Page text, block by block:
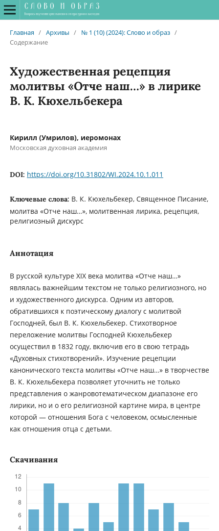
Главная / Архивы / № 1 (10) (2024): Слово и образ /
Содержание
Художественная рецепция
молитвы «Отче наш…» в лирике
В. К. Кюхельбекера
Кирилл (Умрилов), иеромонах
Московская духовная академия
DOI: https://doi.org/10.31802/WI.2024.10.1.011
Ключевые слова: В. К. Кюхельбекер, Священное Писание,
молитва «Отче наш…», молитвенная лирика, рецепция,
религиозный дискурс
Аннотация
В русской культуре XIX века молитва «Отче наш…»
являлась важнейшим текстом не только религиозного, но
и художественного дискурса. Одним из авторов,
обратившихся к поэтическому диалогу с молитвой
Господней, был В. К. Кюхельбекер. Стихотворное
переложение молитвы Господней Кюхельбекер
осуществил в 1832 году, включив его в свою тетрадь
«Духовных стихотворений». Изучение рецепции
канонического текста молитвы «Отче наш…» в творчестве
В. К. Кюхельбекера позволяет уточнить не только
представления о жанровотематическом диапазоне его
лирики, но и о его религиозной картине мира, в центре
которой — отношения Бога с человеком, осмысленные
как отношения отца с детьми.
Скачивания